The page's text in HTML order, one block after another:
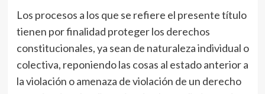
Los procesos a los que se refiere el presente título
tienen por finalidad proteger los derechos
constitucionales, ya sean de naturaleza individual o
colectiva, reponiendo las cosas al estado anterior a
la violación o amenaza de violación de un derecho